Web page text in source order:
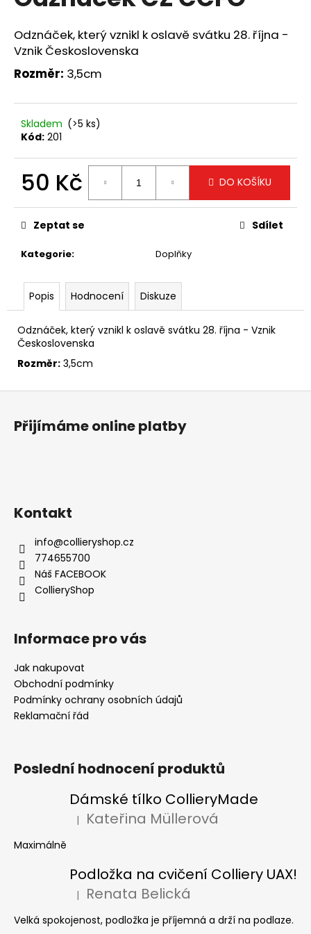
z
5
hvězdiček.
Odznáček, který vznikl k oslavě svátku 28. října -
Vznik Československa
Rozměr: 3,5cm
Skladem (>5 ks)
Kód: 201
50 Kč
cena:
DO KOŠÍKU
Kategorie: Doplňky
Zeptat se Sdílet
Popis Hodnocení Diskuze
Odznáček, který vznikl k oslavě svátku 28. října - Vznik
Československa
Rozměr: 3,5cm
j
í
t
HLEDAT
D
p
č
u
j
e
e
Z
Přijímáme online platby
Kontakt
info@collieryshop.cz
774655700
Náš FACEBOOK
CollieryShop
Informace pro vás
Jak nakupovat
Obchodní podmínky
Podmínky ochrany osobních údajů
Reklamační řád
Poslední hodnocení produktů
Dámské tílko CollieryMade
Hodnocení produktu je 5 z 5 hvězdiček.
| Kateřina Müllerová
Maximálně
Podložka na cvičení Colliery UAX!
Hodnocení produktu je 5 z 5 hvězdiček.
| Renata Belická
Velká spokojenost, podložka je příjemná a drží na podlaze.